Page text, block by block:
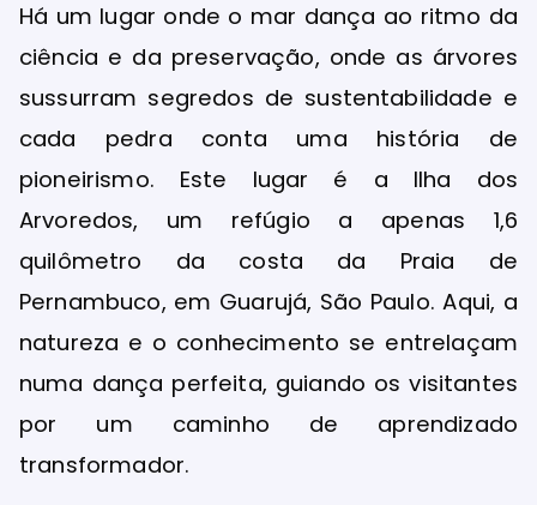
Há um lugar onde o mar dança ao ritmo da
ciência e da preservação, onde as árvores
sussurram segredos de sustentabilidade e
cada pedra conta uma história de
pioneirismo. Este lugar é a Ilha dos
Arvoredos, um refúgio a apenas 1,6
quilômetro da costa da Praia de
Pernambuco, em Guarujá, São Paulo. Aqui, a
natureza e o conhecimento se entrelaçam
numa dança perfeita, guiando os visitantes
por um caminho de aprendizado
transformador.